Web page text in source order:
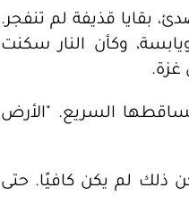
بقايا قذيفة لم تنفجر.
وكأن النار سكنت
غزة.
السريع. "الأرض
ذلك لم يكن كافيًا. حتى